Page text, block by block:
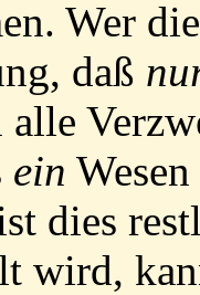
Wer
daß
alle
ein
dies
wird,